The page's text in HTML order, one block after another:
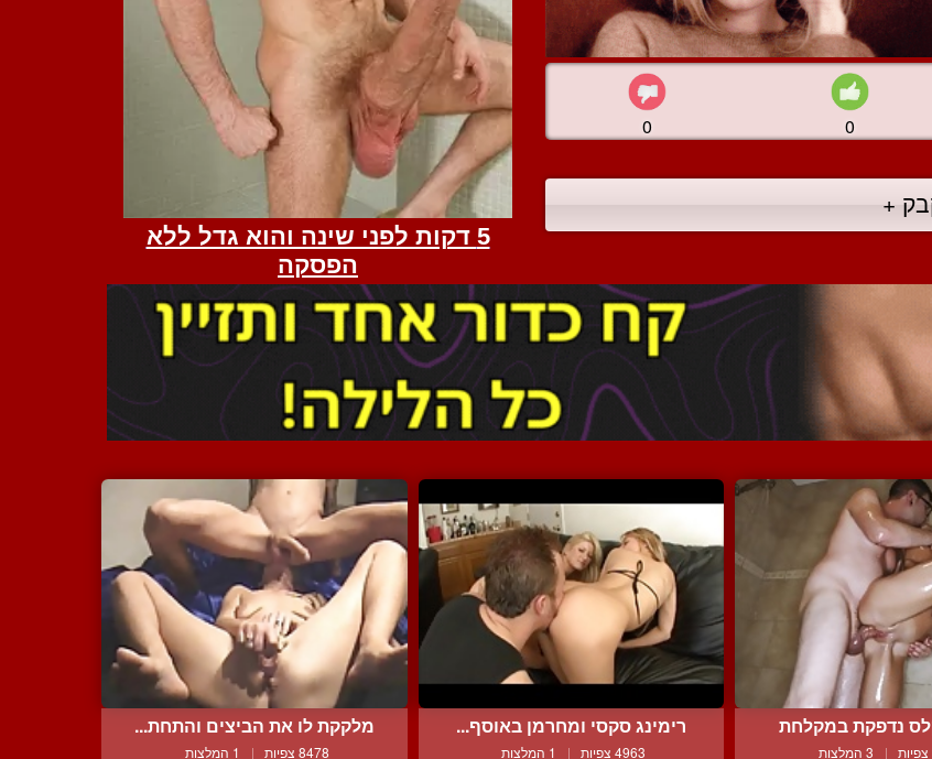
0 0
+
נדפקת במקלחת
| 3 המלצות
רימינג סקסי ומחרמן באוסף...
4963 צפיות | 1 המלצות
מלקקת לו את הביצים והתחת...
8478 צפיות | 1 המלצות